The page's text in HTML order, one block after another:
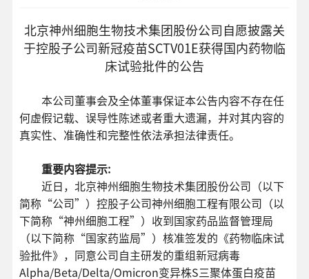
北京神州细胞生物技术集团股份公司自愿披露关
于控股子公司新冠疫苗SCTV01E获得国内药物临
床试验批件的公告
本公司董事会及全体董事保证本公告内容不存在任
何虚假记载、误导性陈述或者重大遗漏，并对其内容的
真实性、准确性和完整性依法承担法律责任。
重要内容提示:
近日，北京神州细胞生物技术集团股份公司（以下
简称“公司”）控股子公司神州细胞工程有限公司（以
下简称“神州细胞工程”）收到国家药品监督管理局
（以下简称“国家药监局”）核准签发的《药物临床试
验批件》，同意公司自主研发的重组新冠病毒
Alpha/Beta/Delta/Omicron变异株S三聚体蛋白疫苗